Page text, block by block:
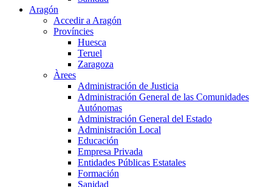
Aragón
Accedir a Aragón
Províncies
Huesca
Teruel
Zaragoza
Àrees
Administración de Justicia
Administración General de las Comunidades
Autónomas
Administración General del Estado
Administración Local
Educación
Empresa Privada
Entidades Públicas Estatales
Formación
Sanidad